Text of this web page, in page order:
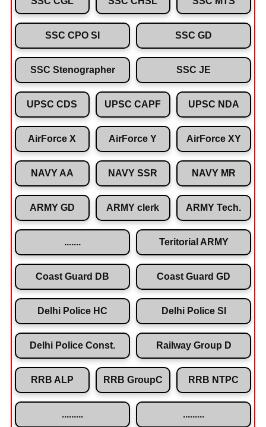
SSC CPO SI SSC GD
SSC Stenographer SSC JE
UPSC CDS UPSC CAPF UPSC NDA
AirForce X AirForce Y AirForce XY
NAVY AA NAVY SSR NAVY MR
ARMY GD ARMY clerk ARMY Tech.
Teritorial ARMY
Coast Guard DB Coast Guard GD
Delhi Police HC Delhi Police SI
Delhi Police Const. Railway Group D
RRB ALP RRB GroupC RRB NTPC